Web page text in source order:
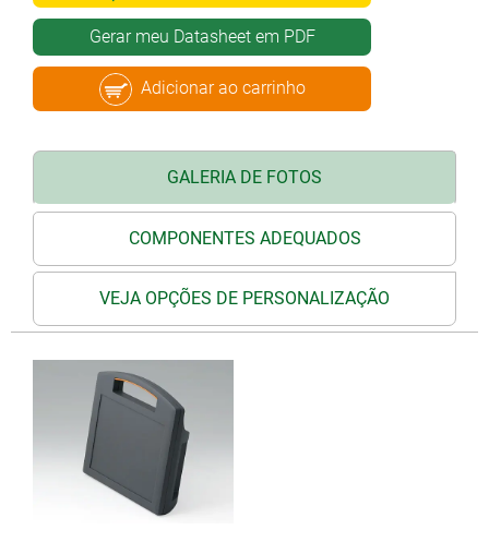
Gerar meu Datasheet em PDF
Adicionar ao carrinho
GALERIA DE FOTOS
COMPONENTES ADEQUADOS
VEJA OPÇÕES DE PERSONALIZAÇÃO